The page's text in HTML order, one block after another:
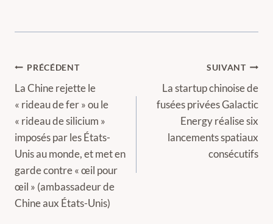
Navigation
de
l’article
PRÉCÉDENT
La Chine rejette le
« rideau de fer » ou le
« rideau de silicium »
imposés par les États-
Unis au monde, et met en
garde contre « œil pour
œil » (ambassadeur de
Chine aux États-Unis)
SUIVANT
La startup chinoise de
fusées privées Galactic
Energy réalise six
lancements spatiaux
consécutifs